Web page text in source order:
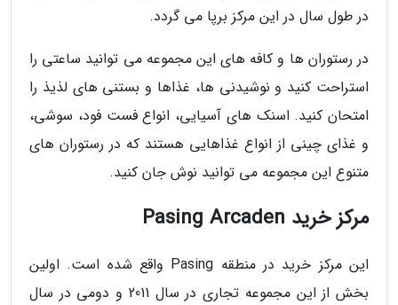
در طول سال در این مرکز برپا می گردد.
در رستوران ها و کافه های این مجموعه می توانید ساعتی را
استراحت کنید و نوشیدنی ها، غذاها و بستنی های لذیذ را
امتحان کنید. اسنک های آسیایی، انواع فست فود، سوشی،
و غذای چینی از انواع غذاهایی هستند که در رستوران های
متنوع این مجموعه می توانید نوش جان کنید.
مرکز خرید Pasing Arcaden
این مرکز خرید در منطقه Pasing واقع شده است. اولین
بخش از این مجموعه تجاری در سال 2011 و دومی در سال